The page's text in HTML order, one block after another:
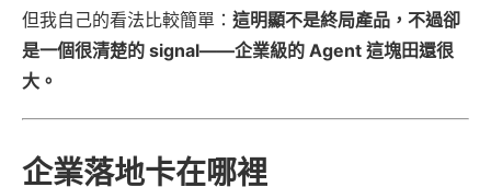
但我自己的看法比較簡單： 這明顯不是終局產品，不過卻
是一個很清楚的 signal——企業級的 Agent 這塊田還很
大。
企業落地卡在哪裡